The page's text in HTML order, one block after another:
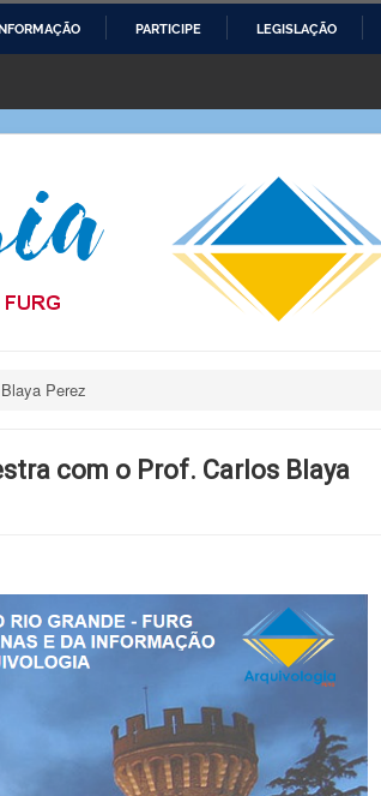
PARTICIPE LEGISLAÇÃO
Perez
com o Prof. Carlos Blaya